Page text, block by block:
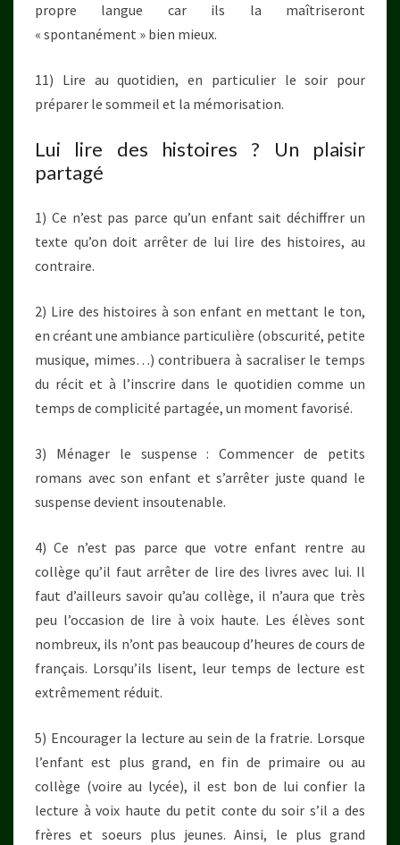
propre langue car ils la maîtriseront
« spontanément » bien mieux.
11) Lire au quotidien, en particulier le soir pour
préparer le sommeil et la mémorisation.
Lui lire des histoires ? Un plaisir
partagé
1) Ce n’est pas parce qu’un enfant sait déchiffrer un
texte qu’on doit arrêter de lui lire des histoires, au
contraire.
2) Lire des histoires à son enfant en mettant le ton,
en créant une ambiance particulière (obscurité, petite
musique, mimes…) contribuera à sacraliser le temps
du récit et à l’inscrire dans le quotidien comme un
temps de complicité partagée, un moment favorisé.
3) Ménager le suspense : Commencer de petits
romans avec son enfant et s’arrêter juste quand le
suspense devient insoutenable.
4) Ce n’est pas parce que votre enfant rentre au
collège qu’il faut arrêter de lire des livres avec lui. Il
faut d’ailleurs savoir qu’au collège, il n’aura que très
peu l’occasion de lire à voix haute. Les élèves sont
nombreux, ils n’ont pas beaucoup d’heures de cours de
français. Lorsqu’ils lisent, leur temps de lecture est
extrêmement réduit.
5) Encourager la lecture au sein de la fratrie. Lorsque
l’enfant est plus grand, en fin de primaire ou au
collège (voire au lycée), il est bon de lui confier la
lecture à voix haute du petit conte du soir s’il a des
frères et soeurs plus jeunes. Ainsi, le plus grand